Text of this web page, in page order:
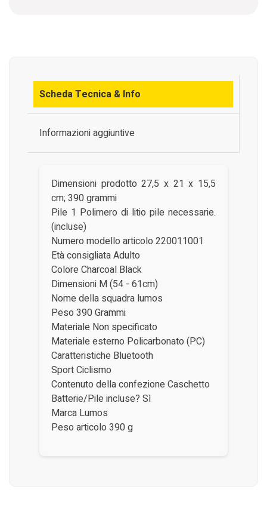
Scheda Tecnica & Info
Informazioni aggiuntive
Dimensioni prodotto ‎27,5 x 21 x 15,5
cm; 390 grammi
Pile ‎1 Polimero di litio pile necessarie.
(incluse)
Numero modello articolo ‎220011001
Età consigliata ‎Adulto
Colore ‎Charcoal Black
Dimensioni ‎M (54 - 61cm)
Nome della squadra ‎lumos
Peso ‎390 Grammi
Materiale ‎Non specificato
Materiale esterno ‎Policarbonato (PC)
Caratteristiche ‎Bluetooth
Sport ‎Ciclismo
Contenuto della confezione ‎Caschetto
Batterie/Pile incluse? ‎Sì
Marca ‎Lumos
Peso articolo ‎390 g